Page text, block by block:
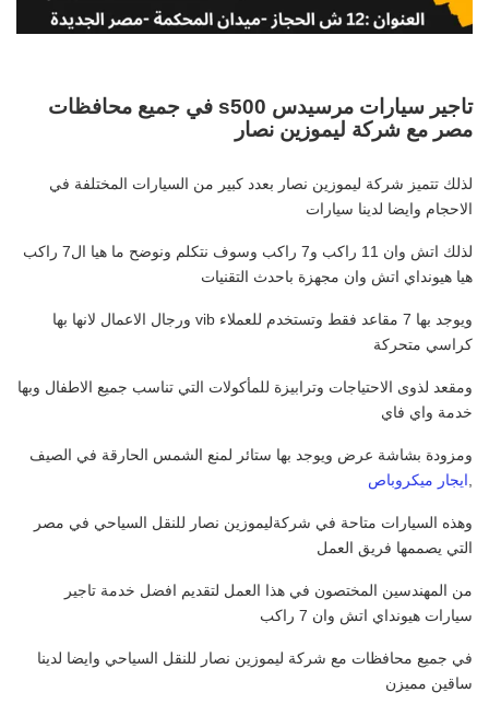
تاجير سيارات مرسيدس s500 في جميع محافظات
مصر مع شركة ليموزين نصار
لذلك تتميز شركة ليموزين نصار بعدد كبير من السيارات المختلفة في
الاحجام وايضا لدينا سيارات
لذلك اتش وان 11 راكب و7 راكب وسوف نتكلم ونوضح ما هيا ال7 راكب
هيا هيونداي اتش وان مجهزة باحدث التقنيات
ويوجد بها 7 مقاعد فقط وتستخدم للعملاء vib ورجال الاعمال لانها بها
كراسي متحركة
ومقعد لذوى الاحتياجات وترابيزة للمأكولات التي تناسب جميع الاطفال وبها
خدمة واي فاي
ومزودة بشاشة عرض ويوجد بها ستائر لمنع الشمس الحارقة في الصيف
ايجار ميكروباص
وهذه السيارات متاحة في شركةليموزين نصار للنقل السياحي في مصر
التي يصممها فريق العمل
من المهندسين المختصون في هذا العمل لتقديم افضل خدمة تاجير
سيارات هيونداي اتش وان 7 راكب
في جميع محافظات مع شركة ليموزين نصار للنقل السياحي وايضا لدينا
ساقين مميزن